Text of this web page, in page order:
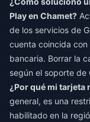
Play en Chamet?
de los servicios de
cuenta coincida
bancaria. Borrar la
según el soporte de
¿Por qué mi tarjeta
general, es una
habilitado en la